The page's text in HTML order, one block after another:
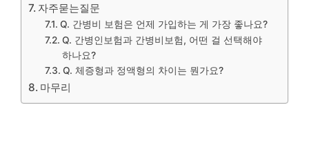
자주묻는질문
Q. 간병비 보험은 언제 가입하는 게 가장 좋나요?
Q. 간병인보험과 간병비보험, 어떤 걸 선택해야
하나요?
Q. 체증형과 정액형의 차이는 뭔가요?
마무리